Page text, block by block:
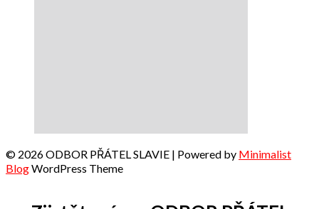
© 2026 ODBOR PŘÁTEL SLAVIE | Powered by Minimalist
BlogWordPress Theme